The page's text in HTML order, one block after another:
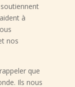
à
nos
que
Ils nous